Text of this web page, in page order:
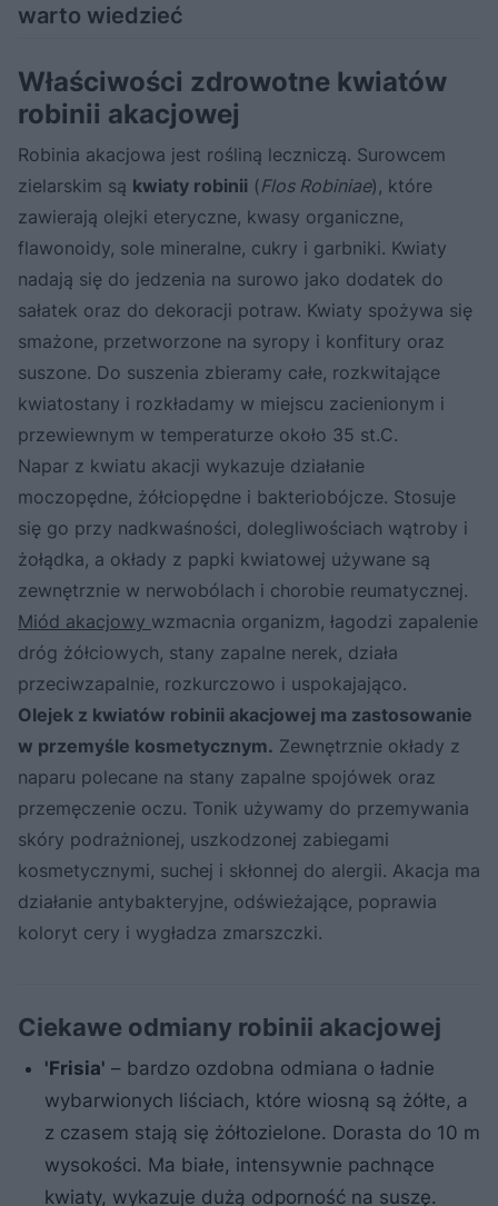
warto wiedzieć
Właściwości zdrowotne kwiatów
robinii akacjowej
Robinia akacjowa jest rośliną leczniczą. Surowcem
zielarskim są kwiaty robinii (Flos Robiniae), które
zawierają olejki eteryczne, kwasy organiczne,
flawonoidy, sole mineralne, cukry i garbniki. Kwiaty
nadają się do jedzenia na surowo jako dodatek do
sałatek oraz do dekoracji potraw. Kwiaty spożywa się
smażone, przetworzone na syropy i konfitury oraz
suszone. Do suszenia zbieramy całe, rozkwitające
kwiatostany i rozkładamy w miejscu zacienionym i
przewiewnym w temperaturze około 35 st.C.
Napar z kwiatu akacji wykazuje działanie
moczopędne, żółciopędne i bakteriobójcze. Stosuje
się go przy nadkwaśności, dolegliwościach wątroby i
żołądka, a okłady z papki kwiatowej używane są
zewnętrznie w nerwobólach i chorobie reumatycznej.
Miód akacjowy wzmacnia organizm, łagodzi zapalenie
dróg żółciowych, stany zapalne nerek, działa
przeciwzapalnie, rozkurczowo i uspokajająco.
Olejek z kwiatów robinii akacjowej ma zastosowanie
w przemyśle kosmetycznym. Zewnętrznie okłady z
naparu polecane na stany zapalne spojówek oraz
przemęczenie oczu. Tonik używamy do przemywania
skóry podrażnionej, uszkodzonej zabiegami
kosmetycznymi, suchej i skłonnej do alergii. Akacja ma
działanie antybakteryjne, odświeżające, poprawia
koloryt cery i wygładza zmarszczki.
Ciekawe odmiany robinii akacjowej
'Frisia' – bardzo ozdobna odmiana o ładnie
wybarwionych liściach, które wiosną są żółte, a
z czasem stają się żółtozielone. Dorasta do 10 m
wysokości. Ma białe, intensywnie pachnące
kwiaty, wykazuje dużą odporność na suszę.